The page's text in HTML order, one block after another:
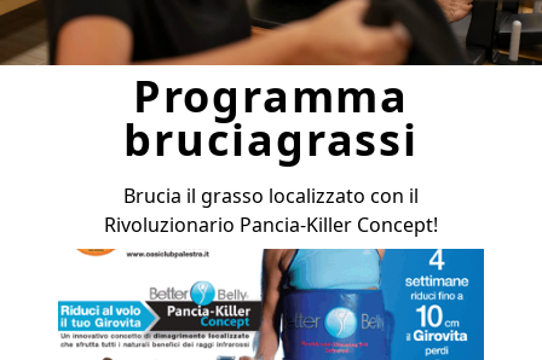
Programma
bruciagrassi
Brucia il grasso localizzato con il
Rivoluzionario Pancia-Killer Concept!